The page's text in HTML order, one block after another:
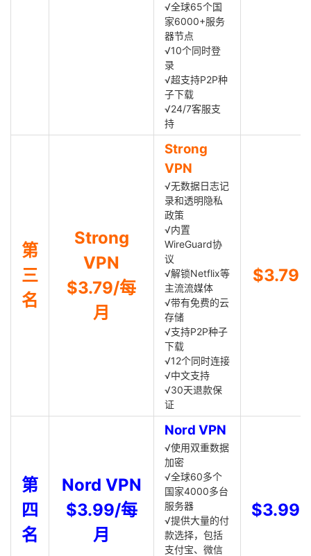
√全球65个国
家6000+服务
器节点
√10个同时登
录
√超支持P2P种
子下载
√24/7客服支
持
第
三
名
Strong
VPN
$3.79/每
月
Strong
VPN
√无数据日志记
录和透明隐私
政策
√内置
WireGuard协
议
√解锁Netflix等
主流流媒体
√带有免费的云
存储
√支持P2P种子
下载
√12个同时连接
√中文支持
√30天退款保
证
$3.79
第
四
名
Nord VPN
$3.99/每
月
Nord VPN
√使用双重数据
加密
√全球60多个
国家4000多台
服务器
√提供大量的付
款选择，包括
支付宝、微信
$3.99